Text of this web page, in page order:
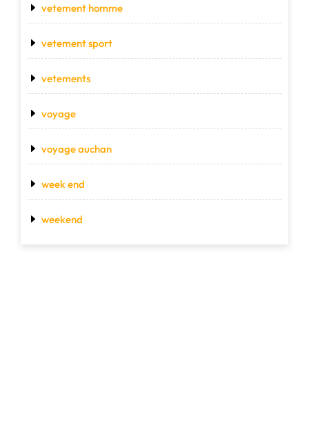
vetement homme
vetement sport
vetements
voyage
voyage auchan
week end
weekend